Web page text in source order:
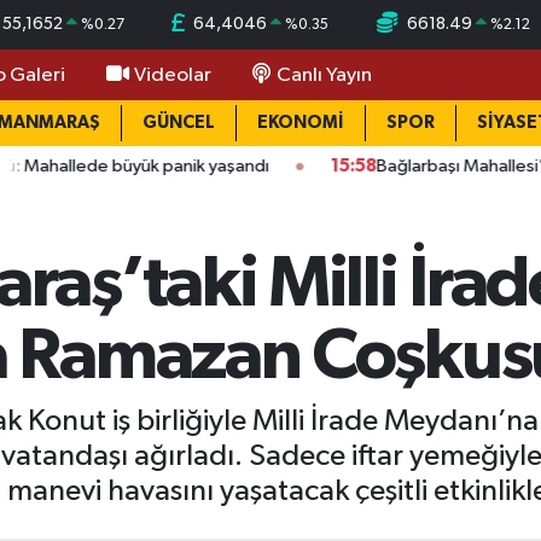
55,1652 %0.27 64,4046 %0.35 6618.49 %2.12
Galeri Videolar Canlı Yayın
GÜNCEL EKONOMİ SPOR
panik yaşandı 15:58Bağlarbaşı Mahallesi'nde 101.
Milli
Konut iş birliğiyle Milli İrade
ağırladı. Sadece iftar
manevi havasını yaşatacak çeşitli